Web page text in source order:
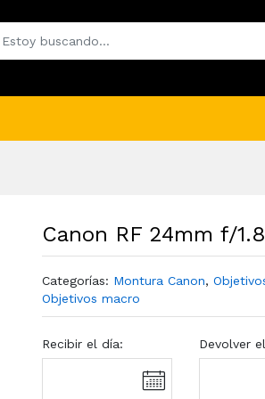
Canon RF 24mm f/
Categorías: Montura Canon,
Objetivos macro
Recibir el día: Devolver